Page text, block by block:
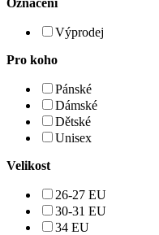
Výprodej
Pro koho
Pánské
Dámské
Dětské
Unisex
Velikost
26-27 EU
30-31 EU
34 EU